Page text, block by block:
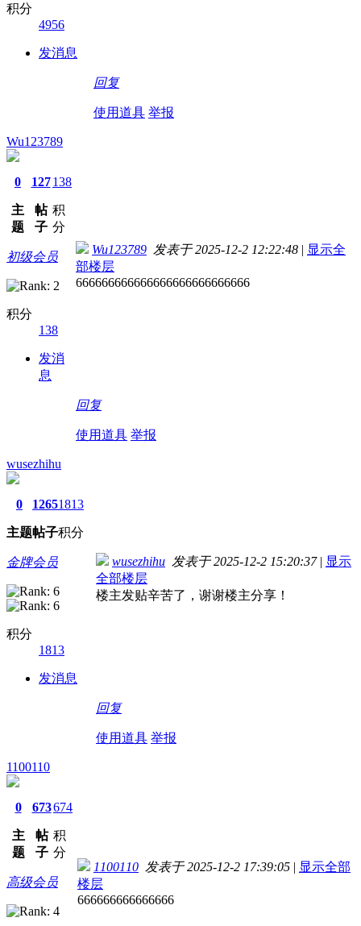
积分
4956
发消息
回复
使用道具 举报
Wu123789
0
主
题
127
帖
子
138
积
分
初级会员
积分
138
发消
息
Wu123789 发表于 2025-12-2 12:22:48 | 显示全
部楼层
666666666666666666666666666
回复
使用道具 举报
wusezhihu
0
主题
1265
帖子
1813
积分
金牌会员
积分
1813
发消息
wusezhihu 发表于 2025-12-2 15:20:37 | 显示
全部楼层
楼主发贴辛苦了，谢谢楼主分享！
回复
使用道具 举报
1100110
0
主
题
673
帖
子
674
积
分
高级会员
1100110 发表于 2025-12-2 17:39:05 | 显示全部
楼层
666666666666666